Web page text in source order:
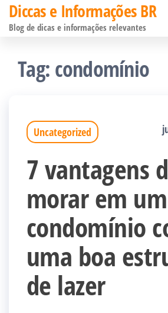
Pular
para
conteúdo
Diccas e Informações BR
Blog de dicas e informações relevantes
Tag: condomínio
Uncategorized
7 vantagens
morar em um
condomínio
uma boa
de lazer